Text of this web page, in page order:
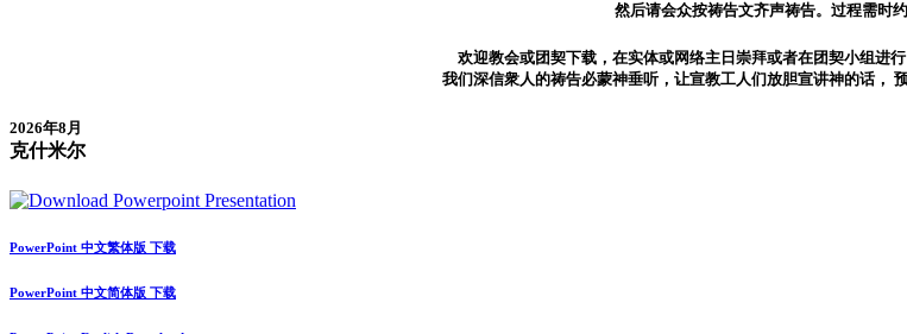
然后请会众按祷告文齐声祷告。过程需时约
欢迎教会或团契下载，在实体或网络主日崇拜或者在团契小组进
我们深信衆人的祷告必蒙神垂听，让宣教工人们放胆宣讲神的话，
2026年8月
克什米尔
PowerPoint 中文繁体版 下载
PowerPoint 中文简体版 下载